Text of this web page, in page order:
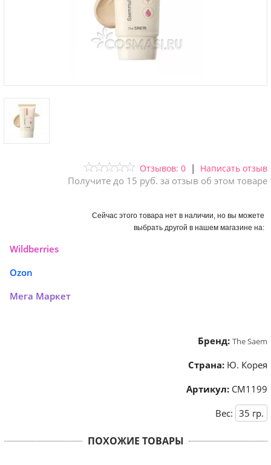
Отзывов: 0 | Написать отзыв
Получите до 15 руб. за отзыв об этом товаре
Сейчас этого товара нет в наличии, но вы можете
выбрать другой в нашем магазине на:
Wildberries
Ozon
Мега Маркет
Бренд: The Saem
Страна: Ю. Корея
Артикул: СМ1199
Вес: 35 гр.
ПОХОЖИЕ ТОВАРЫ